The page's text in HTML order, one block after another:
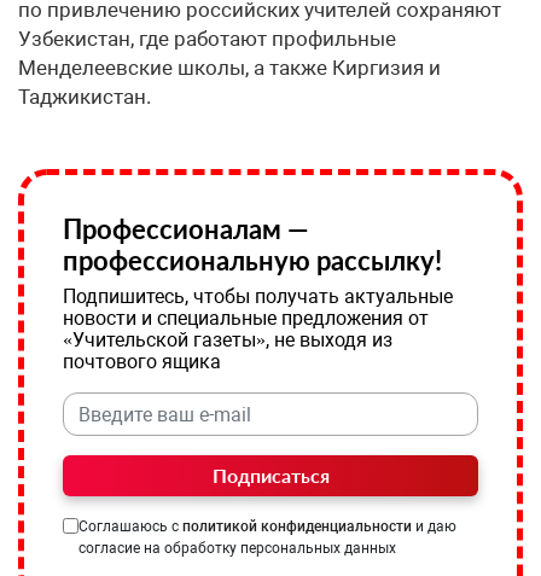
по привлечению российских учителей сохраняют
Узбекистан, где работают профильные
Менделеевские школы, а также Киргизия и
Таджикистан.
Профессионалам —
профессиональную рассылку!
Подпишитесь, чтобы получать актуальные
новости и специальные предложения от
«Учительской газеты», не выходя из
почтового ящика
Подписаться
Соглашаюсь с политикой конфиденциальности и даю
согласие на обработку персональных данных